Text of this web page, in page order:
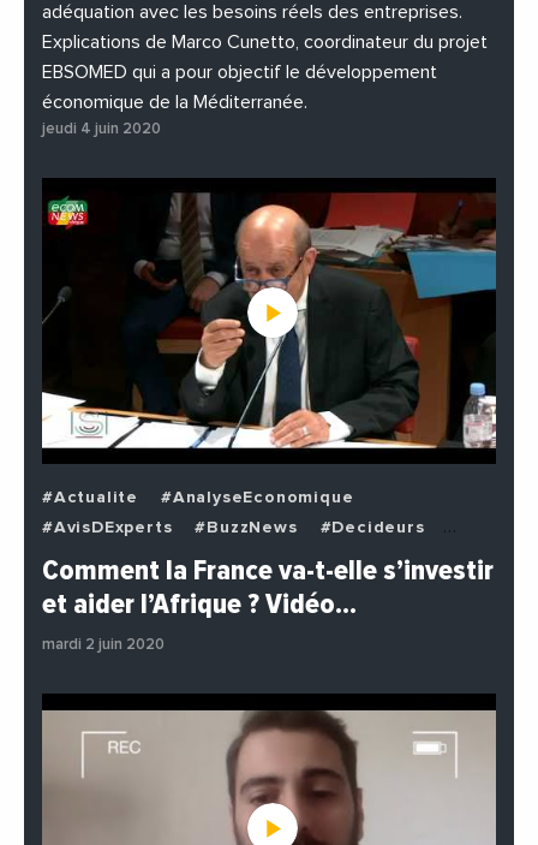
adéquation avec les besoins réels des entreprises.
Explications de Marco Cunetto, coordinateur du projet
EBSOMED qui a pour objectif le développement
économique de la Méditerranée.
jeudi 4 juin 2020
#Actualite
#AnalyseEconomique
#AvisDExperts
#BuzzNews
#Decideurs
#EchangesMediterraneens
#Economie
#Politique
Comment la France va-t-elle s’investir
et aider l’Afrique ? Vidéo…
mardi 2 juin 2020